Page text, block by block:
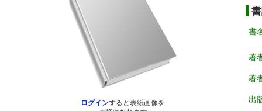
ログインすると表紙画像を
書
著
著
出